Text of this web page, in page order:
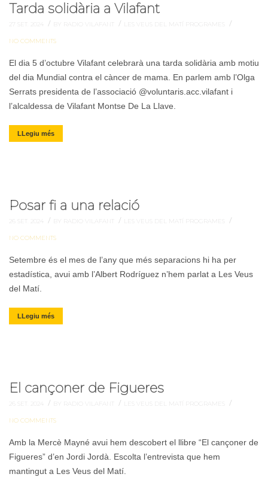
Tarda solidària a Vilafant
27 SET. 2024 / BY RADIO VILAFANT / LES VEUS DEL MATÍ PROGRAMES /
NO COMMENTS
El dia 5 d’octubre Vilafant celebrarà una tarda solidària amb motiu
del dia Mundial contra el càncer de mama. En parlem amb l’Olga
Serrats presidenta de l’associació @voluntaris.acc.vilafant i
l’alcaldessa de Vilafant Montse De La Llave.
LLegiu més
Posar fi a una relació
26 SET. 2024 / BY RADIO VILAFANT / LES VEUS DEL MATÍ PROGRAMES /
NO COMMENTS
Setembre és el mes de l’any que més separacions hi ha per
estadística, avui amb l’Albert Rodríguez n’hem parlat a Les Veus
del Matí.
LLegiu més
El cançoner de Figueres
26 SET. 2024 / BY RADIO VILAFANT / LES VEUS DEL MATÍ PROGRAMES /
NO COMMENTS
Amb la Mercè Mayné avui hem descobert el llibre “El cançoner de
Figueres” d’en Jordi Jordà. Escolta l’entrevista que hem
mantingut a Les Veus del Matí.